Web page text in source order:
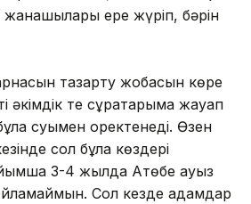
жанашылары ере жүріп, бәрін
тазарту жобасын көре
әкімдік те сұрақтарыма жауап
суымен қоректенеді. Өзен
сол бұлақ көздері
3-4 жылда Ақтөбе ауыз
Сол кезде адамдар